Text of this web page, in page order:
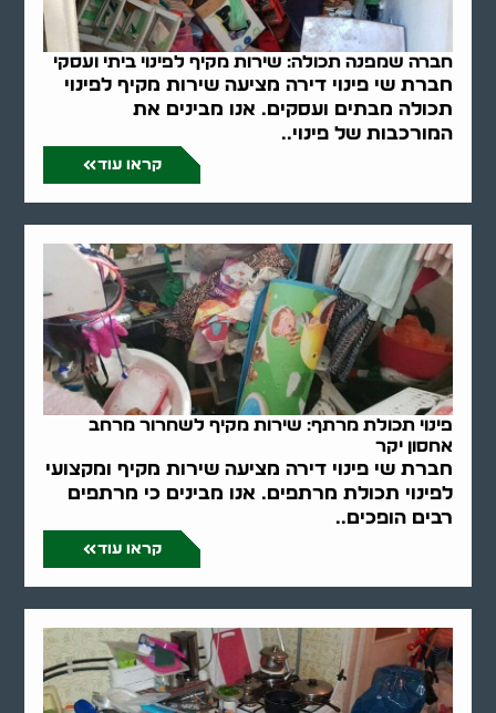
חברה שמפנה תכולה: שירות מקיף לפינוי ביתי ועסקי
חברת שי פינוי דירה מציעה שירות מקיף לפינוי
תכולה מבתים ועסקים. אנו מבינים את
המורכבות של פינוי..
קראו עוד
פינוי תכולת מרתף: שירות מקיף לשחרור מרחב
אחסון יקר
חברת שי פינוי דירה מציעה שירות מקיף ומקצועי
לפינוי תכולת מרתפים. אנו מבינים כי מרתפים
רבים הופכים..
קראו עוד